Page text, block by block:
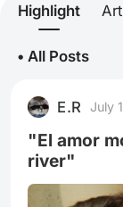
Highlight
• All Posts
E.R July
"El amor
river"